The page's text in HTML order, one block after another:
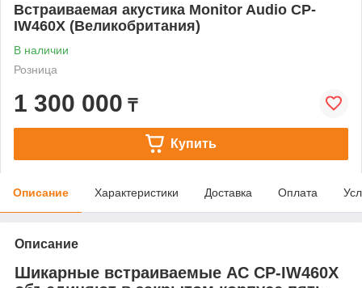
Встраиваемая акустика Monitor Audio CP-
IW460X (Великобритания)
В наличии
Розница
1 300 000 ₸
Купить
Описание Характеристики Доставка Оплата
Описание
Шикарные встраиваемые АС CP-IW460X